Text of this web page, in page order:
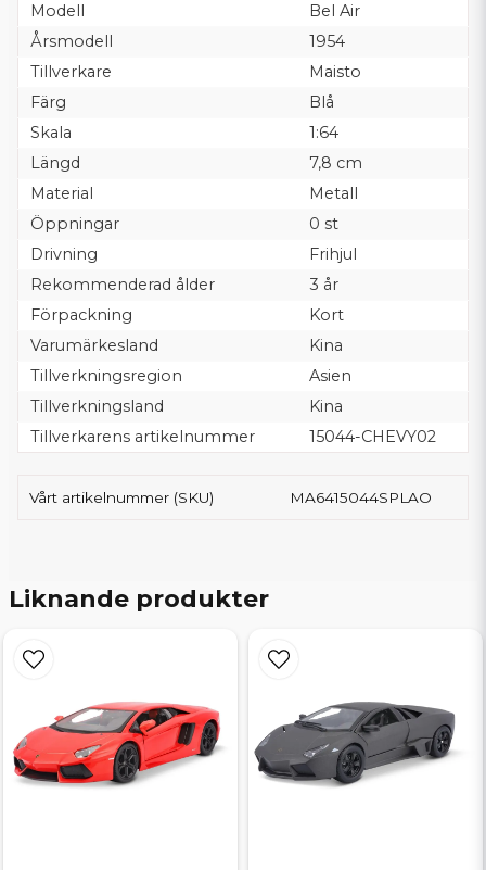
Modell
Bel Air
Årsmodell
1954
Tillverkare
Maisto
Färg
Blå
Skala
1:64
Längd
7,8 cm
Material
Metall
Öppningar
0 st
Drivning
Frihjul
Rekommenderad ålder
3 år
Förpackning
Kort
Varumärkesland
Kina
Tillverkningsregion
Asien
Tillverkningsland
Kina
Tillverkarens artikelnummer
15044-CHEVY02
Vårt artikelnummer (SKU) MA6415044SPLAO
Liknande produkter